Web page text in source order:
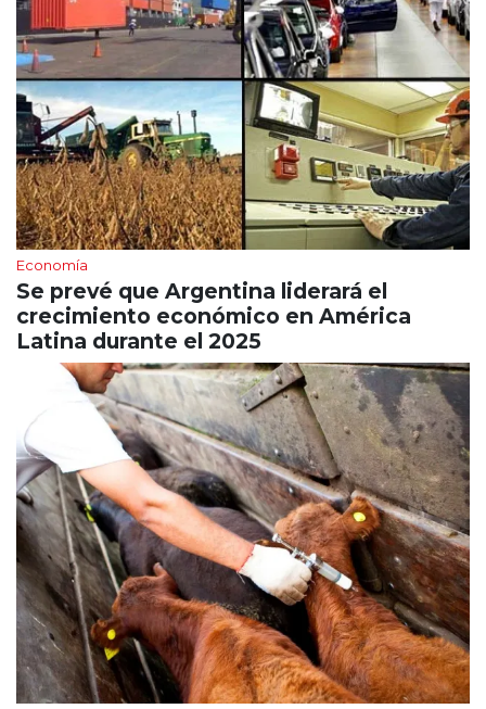
Economía
Se prevé que Argentina liderará el
crecimiento económico en América
Latina durante el 2025